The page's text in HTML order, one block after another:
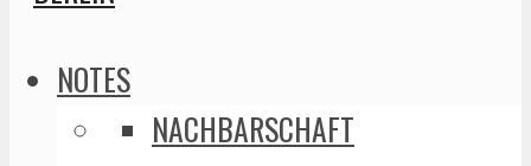
NOTES
NACHBARSCHAFT